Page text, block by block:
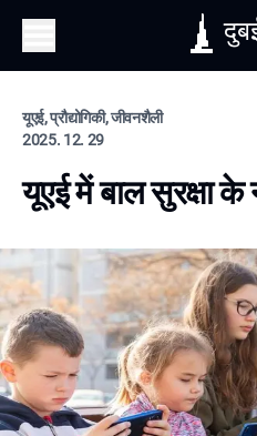
यूएई, प्रौद्योगिकी, जीवनशैली
2025. 12. 29
यूएई में बाल सुरक्षा